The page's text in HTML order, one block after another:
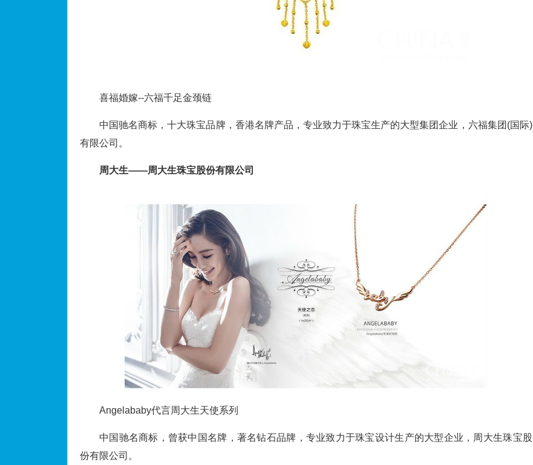
喜福婚嫁--六福千足金颈链
中国驰名商标，十大珠宝品牌，香港名牌产品，专业致力于珠宝生产的大型集团企业，六福集团(国际)
有限公司。
周大生——周大生珠宝股份有限公司
Angelababy代言周大生天使系列
中国驰名商标，曾获中国名牌，著名钻石品牌，专业致力于珠宝设计生产的大型企业，周大生珠宝股
份有限公司。